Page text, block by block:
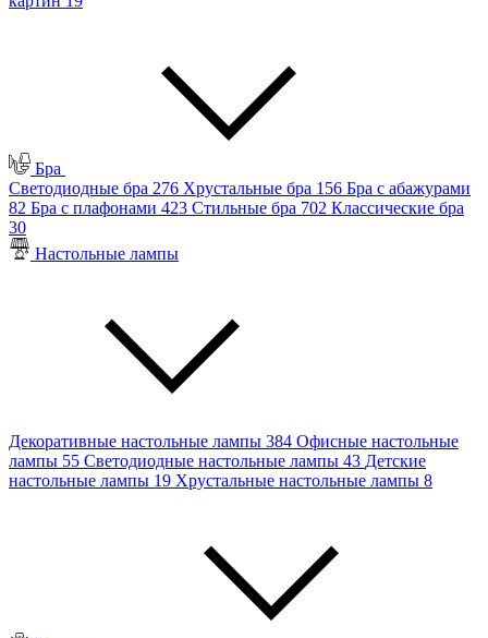
Бра
Светодиодные бра 276 Хрустальные бра 156 Бра с абажурами
82 Бра с плафонами 423 Стильные бра 702 Классические бра
30
Настольные лампы
Декоративные настольные лампы 384 Офисные настольные
лампы 55 Светодиодные настольные лампы 43 Детские
настольные лампы 19 Хрустальные настольные лампы 8